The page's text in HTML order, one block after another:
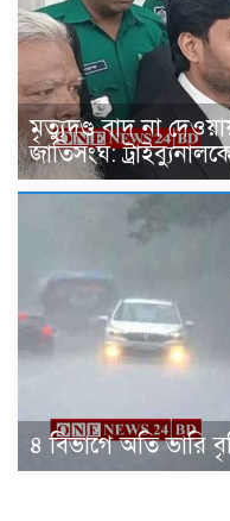
মৃত্যুদণ্ড বাদ না
জাতিসংঘ:
৪ বিভাগে অতি ভারি